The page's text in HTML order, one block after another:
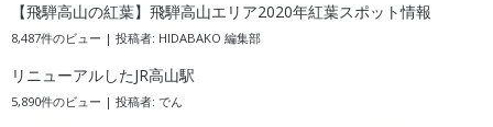
【飛騨高山の紅葉】飛騨高山エリア2020年紅葉スポット情報
8,487件のビュー | 投稿者: HIDABAKO 編集部
リニューアルしたJR高山駅
5,890件のビュー | 投稿者: でん